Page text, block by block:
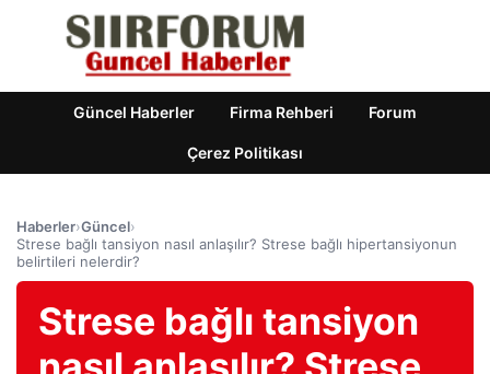
Güncel Haberler Firma Rehberi Forum
Çerez Politikası
Haberler›Güncel›
Strese bağlı tansiyon nasıl anlaşılır? Strese bağlı hipertansiyonun
belirtileri nelerdir?
Strese bağlı tansiyon